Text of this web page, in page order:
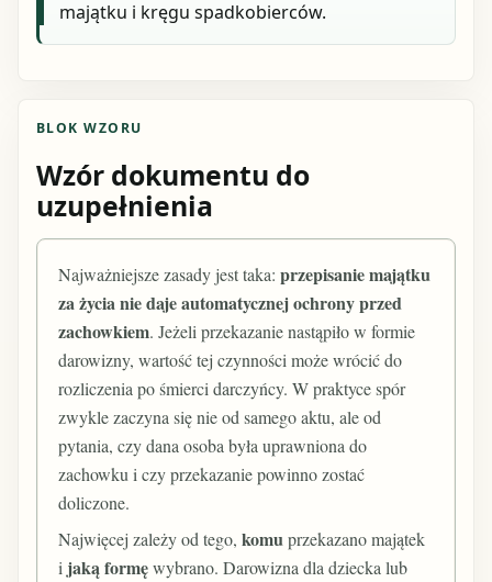
majątku i kręgu spadkobierców.
BLOK WZORU
Wzór dokumentu do
uzupełnienia
Najważniejsze zasady jest taka:przepisanie majątku
za życia nie daje automatycznej ochrony przed
zachowkiem. Jeżeli przekazanie nastąpiło w formie
darowizny, wartość tej czynności może wrócić do
rozliczenia po śmierci darczyńcy. W praktyce spór
zwykle zaczyna się nie od samego aktu, ale od
pytania, czy dana osoba była uprawniona do
zachowku i czy przekazanie powinno zostać
doliczone.
Najwięcej zależy od tego,komuprzekazano majątek
i jaką formęwybrano. Darowizna dla dziecka lub